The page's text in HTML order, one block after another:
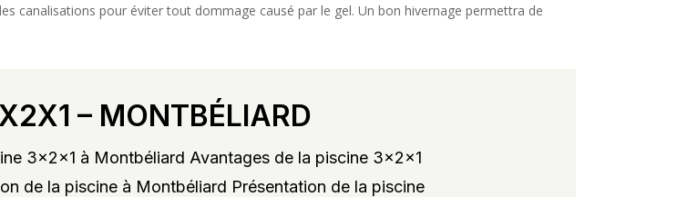
canalisations pour éviter tout dommage causé par le gel. Un bon hivernage permettra de
– MONTBÉLIARD
3x2x1 à Montbéliard Avantages de la piscine 3x2x1
de la piscine à Montbéliard Présentation de la piscine